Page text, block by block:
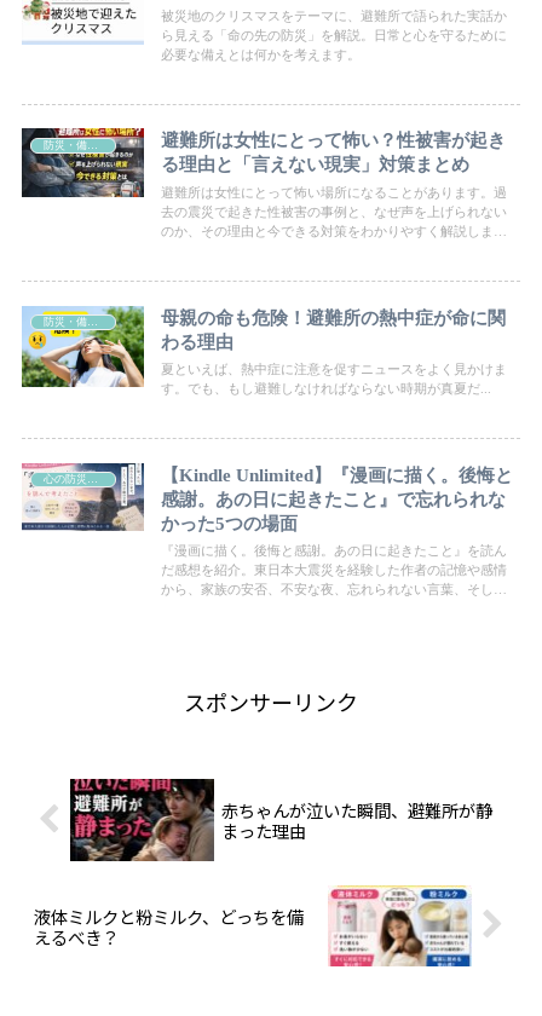
被災地のクリスマスをテーマに、避難所で語られた実話か
ら見える「命の先の防災」を解説。日常と心を守るために
必要な備えとは何かを考えます。
避難所は女性にとって怖い？性被害が起き
る理由と「言えない現実」対策まとめ
避難所は女性にとって怖い場所になることがあります。過
去の震災で起きた性被害の事例と、なぜ声を上げられない
のか、その理由と今できる対策をわかりやすく解説しま
母親の命も危険！避難所の熱中症が命に関
わる理由
夏といえば、熱中症に注意を促すニュースをよく見かけま
す。でも、もし避難しなければならない時期が真夏だ...
心の防災（人間関係・心理・自己防衛）
【Kindle Unlimited】『漫画に描く。後悔と
感謝。あの日に起きたこと』で忘れられな
かった5つの場面
『漫画に描く。後悔と感謝。あの日に起きたこと』を読ん
だ感想を紹介。東日本大震災を経験した作者の記憶や感情
から、家族の安否、不安な夜、忘れられない言葉、そして
スポンサーリンク
赤ちゃんが泣いた瞬間、避難所が静
まった理由
液体ミルクと粉ミルク、どっちを備
えるべき？